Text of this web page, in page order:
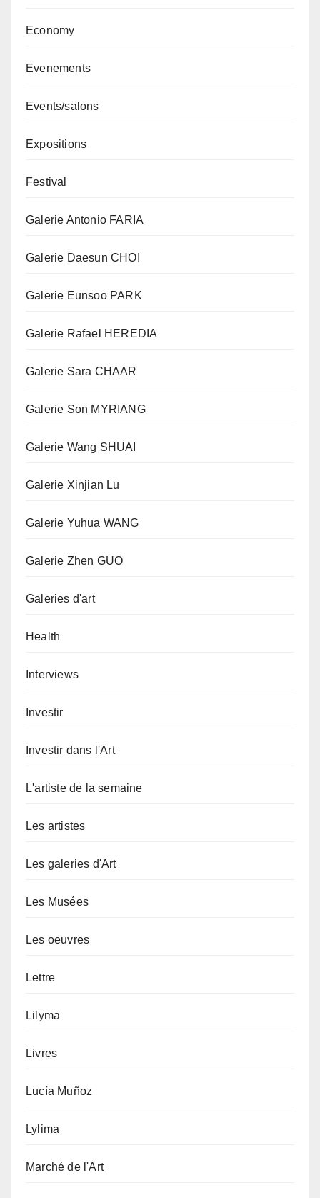
Economy
Evenements
Events/salons
Expositions
Festival
Galerie Antonio FARIA
Galerie Daesun CHOI
Galerie Eunsoo PARK
Galerie Rafael HEREDIA
Galerie Sara CHAAR
Galerie Son MYRIANG
Galerie Wang SHUAI
Galerie Xinjian Lu
Galerie Yuhua WANG
Galerie Zhen GUO
Galeries d'art
Health
Interviews
Investir
Investir dans l'Art
L'artiste de la semaine
Les artistes
Les galeries d'Art
Les Musées
Les oeuvres
Lettre
Lilyma
Livres
Lucía Muñoz
Lylima
Marché de l'Art